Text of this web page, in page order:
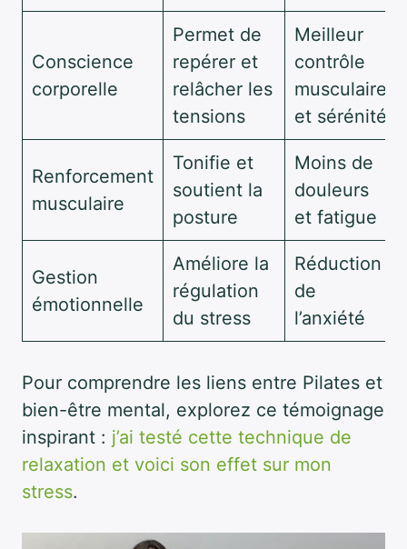
Conscience
corporelle
Permet de
repérer et
relâcher les
tensions
Meilleur
contrôle
musculaire
et sérénité
Renforcement
musculaire
Tonifie et
soutient la
posture
Moins de
douleurs
et fatigue
Gestion
émotionnelle
Améliore la
régulation
du stress
Réduction
de
l’anxiété
Pour comprendre les liens entre Pilates et
bien-être mental, explorez ce témoignage
inspirant : j’ai testé cette technique de
relaxation et voici son effet sur mon
stress.